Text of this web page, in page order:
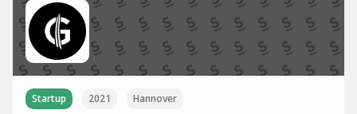
Startup 2021 Hannover